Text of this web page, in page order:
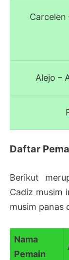
Carcelen
Alejo –
Daftar
Berikut
Cadiz musim
musim panas
Nama
Pemain